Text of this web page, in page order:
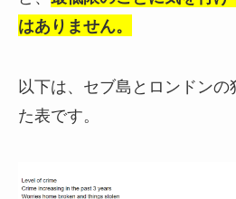
はありません。
以下は、セブ島とロンドンの
た表です。